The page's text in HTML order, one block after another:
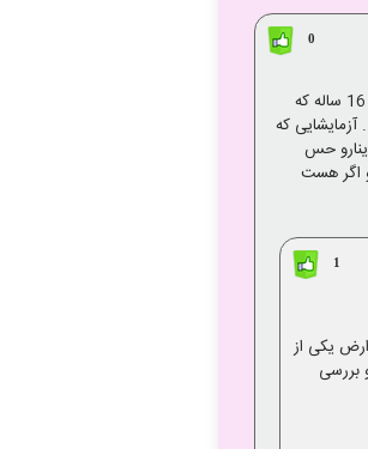
0
با عرض سلام و خسته نباشید...اقای دکتر پدر من 49 سال دارند و 1 سال پیش بطور ناگهانی کل بدنشون از کار افتاد. در ضمن ایشون مبتلا به دیابت هستن و 16 ساله که
آزمایشایی که
حس
اگر هست
1
یکی از
بررسی